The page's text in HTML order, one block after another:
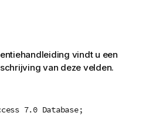
vindt u een
van deze velden.
7.0 Database;